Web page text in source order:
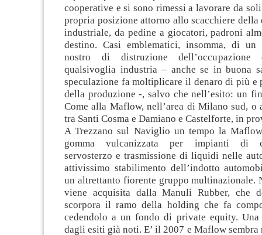
cooperative e si sono rimessi a lavorare da
propria posizione attorno allo scacchiere della
industriale, da pedine a giocatori, padroni
destino. Casi emblematici, insomma, di
nostro di distruzione
qualsivoglia industria – anche se in buona
speculazione fa moltiplicare il denaro di più e
della produzione -, salvo che nell’esito: un
Come alla Maflow, nell’area di Milano sud, o
tra Santi Cosma e Damiano e Castelforte, in
A Trezzano sul Naviglio un tempo la
gomma vulcanizzata per impianti di
servosterzo e trasmissione di liquidi nelle
attivissimo stabilimento dell’indotto
un altrettanto fiorente gruppo multinazionale.
viene acquisita dalla Manuli Rubber, che
scorpora il ramo della holding che fa
cedendolo a un fondo di private equity.
dagli esiti già noti. E’ il 2007 e Maflow sembra